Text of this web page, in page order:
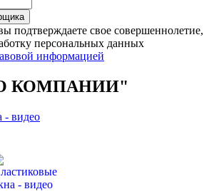
подтверждаете свое совершеннолетие,
персональных данных
информацией
КОМПАНИИ"